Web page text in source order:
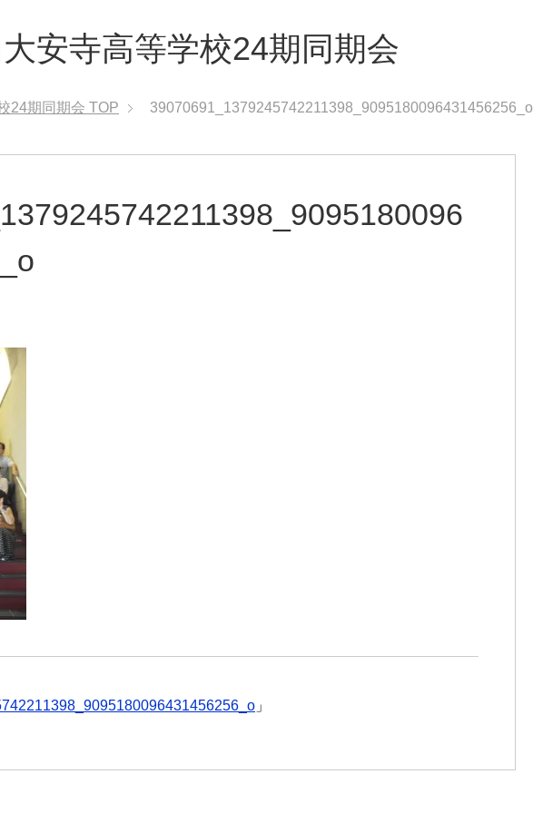
安寺高等学校24期同期会
24期同期会 TOP 39070691_1379245742211398_9095180096431456256_o
」